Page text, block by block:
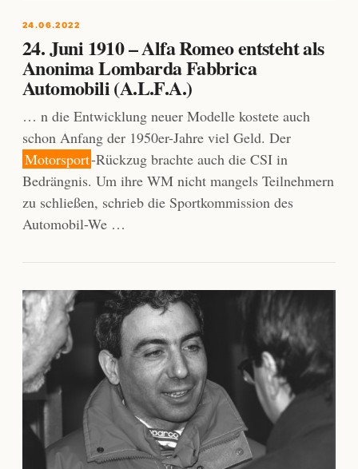
24.06.2022
24. Juni 1910 – Alfa Romeo entsteht als
Anonima Lombarda Fabbrica
Automobili (A.L.F.A.)
… n die Entwicklung neuer Modelle kostete auch
schon Anfang der 1950er-Jahre viel Geld. Der
Motorsport-Rückzug brachte auch die CSI in
Bedrängnis. Um ihre WM nicht mangels Teilnehmern
zu schließen, schrieb die Sportkommission des
Automobil-We …